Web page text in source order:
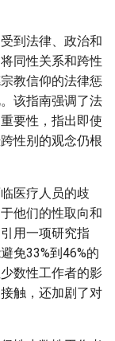
到法律、政治和
同性关系和跨性
教信仰的法律惩
该指南强调了法
要性，指出即使
性别的观念仍根
医疗人员的歧
他们的性取向和
用一项研究指
免33%到46%的
数性工作者的影
触，还加剧了对